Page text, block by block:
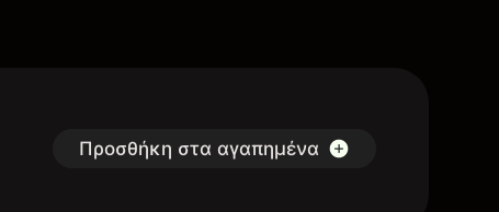
Προσθήκη στα αγαπημένα